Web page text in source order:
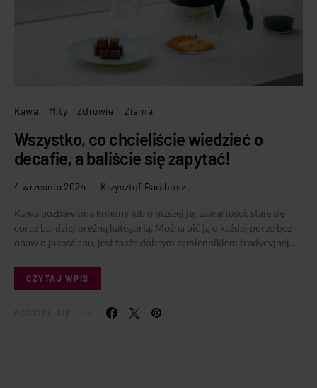
Kawa Mity Zdrowie Ziarna
Wszystko, co chcieliście wiedzieć o
decafie, a baliście się zapytać!
4 września 2024 Krzysztof Barabosz
Kawa pozbawiona kofeiny lub o niższej jej zawartości, staje się
coraz bardziej prężną kategorią. Można pić ją o każdej porze bez
obaw o jakość snu, jest także dobrym zamiennikiem tradycyjnej…
CZYTAJ WPIS